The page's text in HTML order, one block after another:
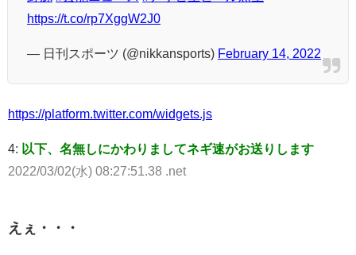
https://t.co/rp7XggW2J0
— 日刊スポーツ (@nikkansports) February 14, 2022
https://platform.twitter.com/widgets.js
4: 以下、名無しにかわりましてネギ速がお送りします
2022/03/02(水) 08:27:51.38 .net
えぇ・・・